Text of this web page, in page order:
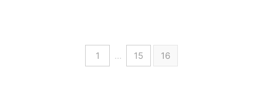
1 … 15 16